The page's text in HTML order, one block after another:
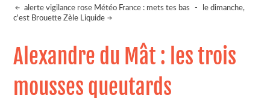
alerte vigilance rose Météo France : mets tes bas -
le dimanche,
c'est Brouette Zèle Liquide
Alexandre du Mât : les trois
mousses queutards